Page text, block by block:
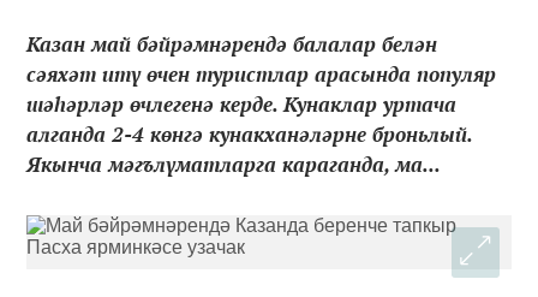
Казан май бәйрәмнәрендә балалар белән
сәяхәт итү өчен туристлар арасында популяр
шәһәрләр өчлегенә керде. Кунаклар уртача
алганда 2-4 көнгә кунакханәләрне броньлый.
Якынча мәгълүматларга караганда, ма...